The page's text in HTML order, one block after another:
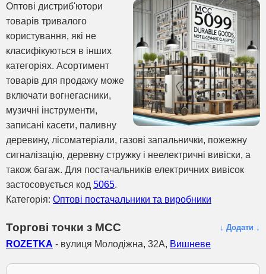
Оптові дистриб'ютори
товарів тривалого
користування, які не
класифікуються в інших
категоріях. Асортимент
товарів для продажу може
включати вогнегасники,
музичні інструменти,
записані касети, паливну
деревину, лісоматеріали, газові запальнички, пожежну
сигналізацію, деревну стружку і неелектричні вивіски, а
також багаж. Для постачальників електричних вивісок
застосовується код 5065.
Категорія: Оптові постачальники та виробники
Торгові точки з МСС ↓ Додати ↓
ROZETKA - вулиця Молодіжна, 32А, Вишневе